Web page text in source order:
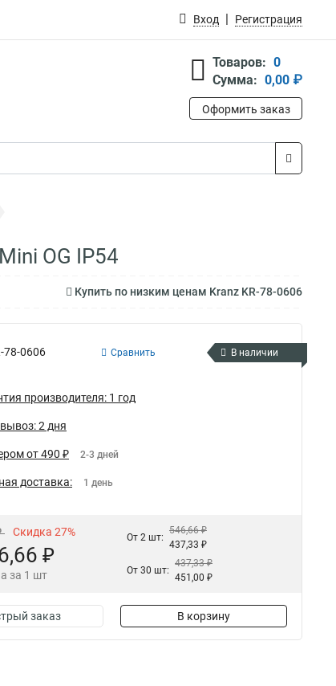
Вход Регистрация
Товаров: 0
Сумма: 0,00 ₽
Оформить заказ
OG IP54
Купить по низким ценам Kranz KR-78-0606
78-0606 Сравнить В наличии
производителя: 1 год
2 дня
от 490 ₽ 2-3 дней
доставка: 1 день
Скидка 27%
₽
за 1 шт
От 2 шт:
546,66 ₽
437,33 ₽
От 30 шт:
437,33 ₽
451,00 ₽
заказ В корзину